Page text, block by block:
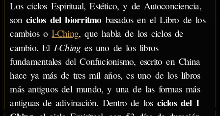
Los ciclos Espiritual, Estético, y de Autoconciencia,
sonciclos del biorritmo basados en el Libro de los
cambios oI-Ching, que habla de los ciclos de
cambio. El I-Ching es uno de los libros
fundamentales del Confucionismo, escrito en China
hace ya más de tres mil años, es uno de los libros
más antiguos del mundo, y una de las formas más
antiguas de adivinación. Dentro de los ciclos del I